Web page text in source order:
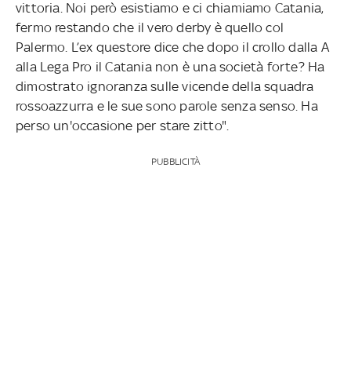
vittoria. Noi però esistiamo e ci chiamiamo Catania,
fermo restando che il vero derby è quello col
Palermo. L’ex questore dice che dopo il crollo dalla A
alla Lega Pro il Catania non è una società forte? Ha
dimostrato ignoranza sulle vicende della squadra
rossoazzurra e le sue sono parole senza senso. Ha
perso un'occasione per stare zitto".
PUBBLICITÀ